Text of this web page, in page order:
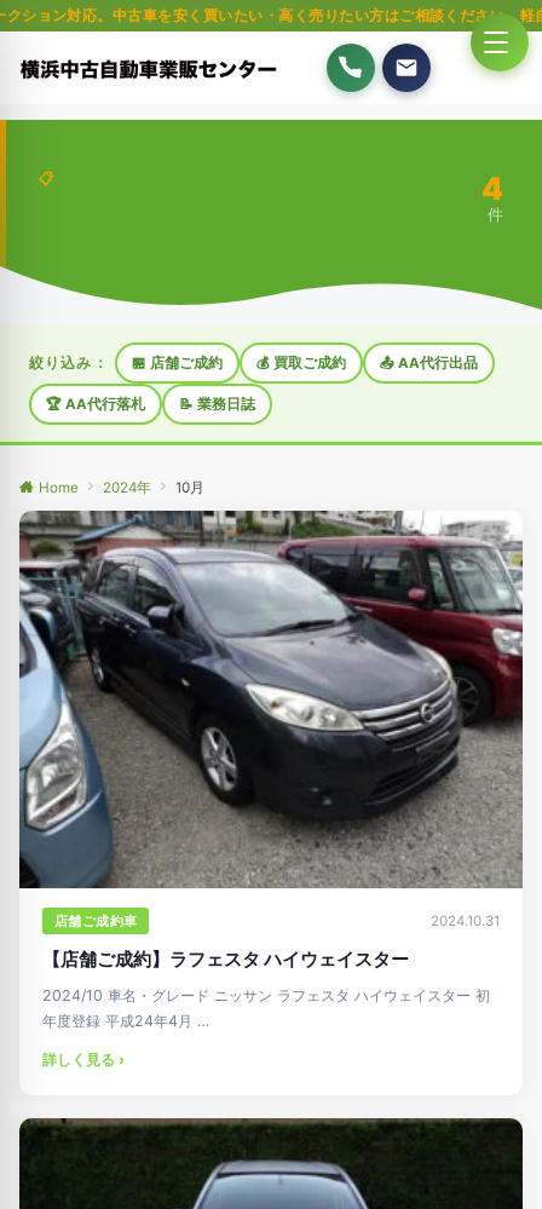
中古車を安く買いたい・高く売りたい方はご相談ください。軽自動車・普
📋 4
件
絞り込み： 🏪 店舗ご成約 💰 買取ご成約 📤 AA代行出品
🏆 AA代行落札 📝 業務日誌
Home 2024年 10月
店舗ご成約車 2024.10.31
【店舗ご成約】ラフェスタ ハイウェイスター
2024/10 車名・グレード ニッサン ラフェスタ ハイウェイスター 初
年度登録 平成24年4月 …
詳しく見る ›